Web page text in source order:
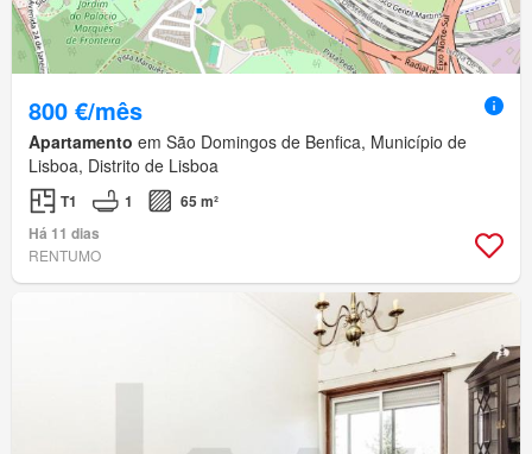
800 €/mês
Apartamento em São Domingos de Benfica, Município de
Lisboa, Distrito de Lisboa
T1 1
65 m²
Há 11 dias
RENTUMO